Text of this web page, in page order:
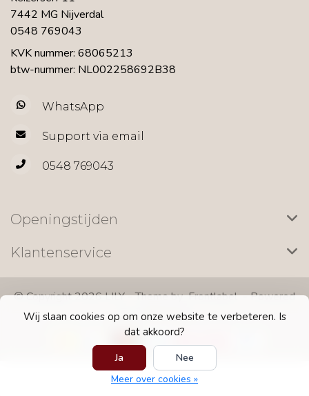
Wij slaan cookies op om onze website te verbeteren. Is
dat akkoord?
Ja
Nee
Meer over cookies »
7442 MG Nijverdal
0548 769043
KVK nummer: 68065213
btw-nummer: NL002258692B38
WhatsApp
Support via email
0548 769043
Openingstijden
Klantenservice
© Copyright 2026 LILY - Theme byFrontlabel- Powered
byLightspeed